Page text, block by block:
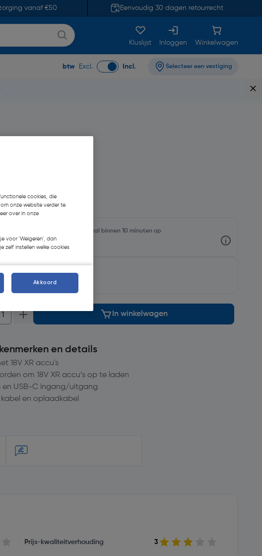
vanaf €50 Eenvoudig 30 dagen retourrecht
Kluslijst Inloggen Winkelwagen
btw Excl. Incl. Selecteer een vestiging
- Bekijk voorraadniveaus en haal binnen 10 minuten op
In winkelwagen
en details
18V XR accu's
om 18V XR accu’s op te laden
en USB-C ingang/uitgang
kabel en oplaadkabel
Prijs-kwaliteitverhouding 3
cookies, die
onze website verder te
over in onze
voor 'Weigeren', dan
zelf instellen welke cookies
Akkoord